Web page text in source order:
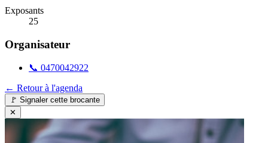
Exposants
25
Organisateur
📞 0470042922
← Retour à l'agenda
🚩 Signaler cette brocante
✕